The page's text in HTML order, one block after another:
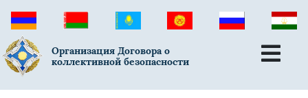
Организация Договора о
коллективной безопасности